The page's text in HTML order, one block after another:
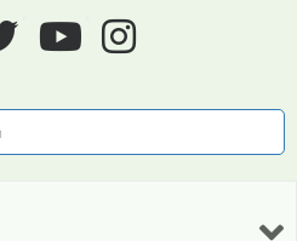
twitter youtube instagram